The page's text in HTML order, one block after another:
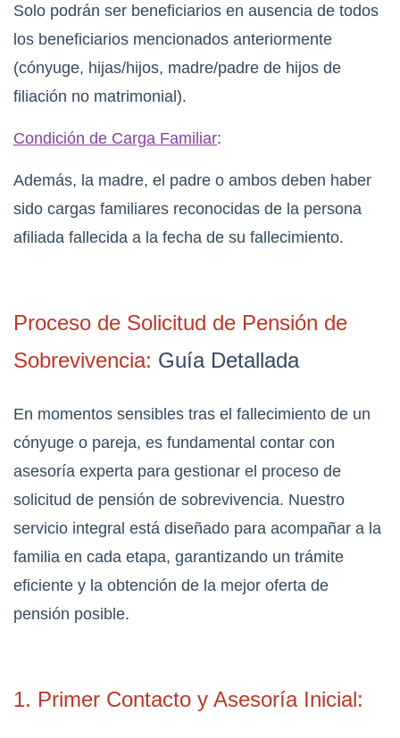
Solo podrán ser beneficiarios en ausencia de todos
los beneficiarios mencionados anteriormente
(cónyuge, hijas/hijos, madre/padre de hijos de
filiación no matrimonial).
Condición de Carga Familiar:
Además, la madre, el padre o ambos deben haber
sido cargas familiares reconocidas de la persona
afiliada fallecida a la fecha de su fallecimiento.
Proceso de Solicitud de Pensión de
Sobrevivencia: Guía Detallada
En momentos sensibles tras el fallecimiento de un
cónyuge o pareja, es fundamental contar con
asesoría experta para gestionar el proceso de
solicitud de pensión de sobrevivencia. Nuestro
servicio integral está diseñado para acompañar a la
familia en cada etapa, garantizando un trámite
eficiente y la obtención de la mejor oferta de
pensión posible.
1. Primer Contacto y Asesoría Inicial: